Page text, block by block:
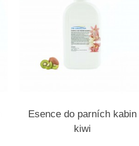
Esence do parních kabin
kiwi